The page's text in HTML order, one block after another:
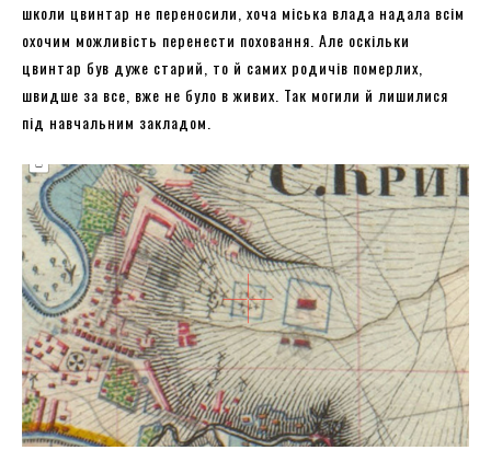
школи цвинтар не переносили, хоча міська влада надала всім
охочим можливість перенести поховання. Але оскільки
цвинтар був дуже старий, то й самих родичів померлих,
швидше за все, вже не було в живих. Так могили й лишилися
під навчальним закладом.